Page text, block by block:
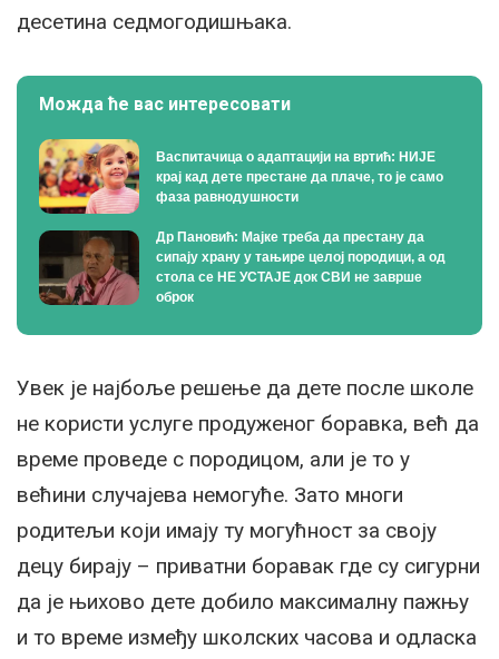
десетина седмогодишњака.
Можда ће вас интересовати
Васпитачица о адаптацији на вртић: НИЈЕ
крај кад дете престане да плаче, то је само
фаза равнодушности
Др Пановић: Мајке треба да престану да
сипају храну у тањире целој породици, а од
стола се НЕ УСТАЈЕ док СВИ не заврше
оброк
Увек је најбоље решење да дете после школе
не користи услуге продуженог боравка, већ да
време проведе с породицом, али је то у
већини случајева немогуће. Зато многи
родитељи који имају ту могућност за своју
децу бирају – приватни боравак где су сигурни
да је њихово дете добило максималну пажњу
и то време између школских часова и одласка